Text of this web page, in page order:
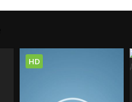
HD